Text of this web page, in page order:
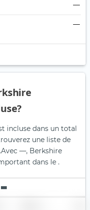
—
—
incluse dans un total
une liste de
Avec —, Berkshire
dans le .